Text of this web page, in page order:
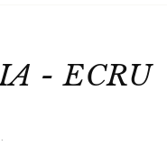
- ECRU